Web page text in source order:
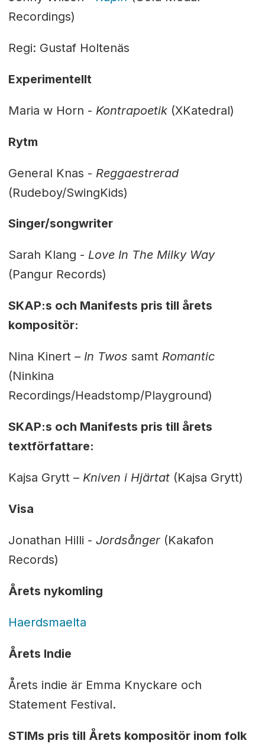
Recordings)
Regi: Gustaf Holtenäs
Experimentellt
Maria w Horn - Kontrapoetik(XKatedral)
Rytm
General Knas - Reggaestrerad
(Rudeboy/SwingKids)
Singer/songwriter
Sarah Klang - Love In The Milky Way
(Pangur Records)
SKAP:s och Manifests pris till årets
kompositör:
Nina Kinert – In Twos samt Romantic
(Ninkina
Recordings/Headstomp/Playground)
SKAP:s och Manifests pris till årets
textförfattare:
Kajsa Grytt –Kniven i Hjärtat (Kajsa Grytt)
Visa
Jonathan Hilli - Jordsånger(Kakafon
Records)
Årets nykomling
Haerdsmaelta
Årets Indie
Årets indie är Emma Knyckare och
Statement Festival.
STIMs pris till Årets kompositör inom folk